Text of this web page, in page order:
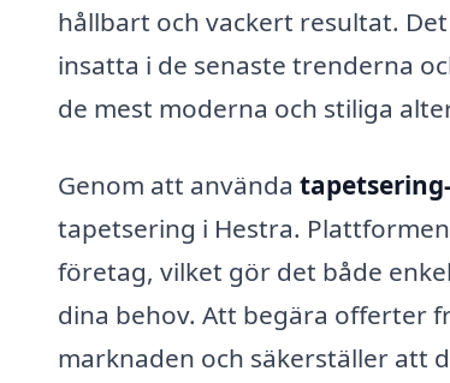
hållbart och vackert resultat.
insatta i de senaste trenderna
de mest moderna och stiliga
Genom att använda
tapetsering i Hestra.
företag, vilket gör det både
dina behov. Att begära offerter
marknaden och säkerställer att